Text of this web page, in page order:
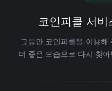
코인피클 서
그동안 코인피클을 이용해
더 좋은 모습으로 다시 찾